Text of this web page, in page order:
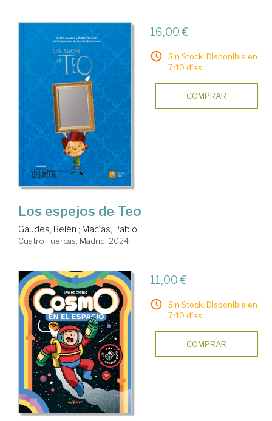
16,00 €
Sin Stock. Disponible en
7/10 días.
COMPRAR
Los espejos de Teo
Gaudes, Belén ; Macías, Pablo
Cuatro Tuercas. Madrid, 2024
11,00 €
Sin Stock. Disponible en
7/10 días.
COMPRAR